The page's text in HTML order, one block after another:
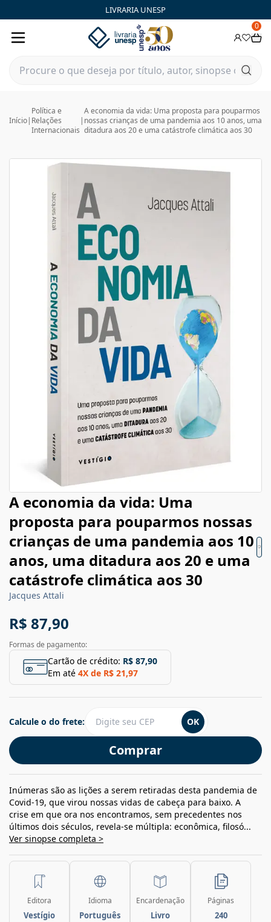
LIVRARIA UNESP
0
Início|
Política e
Relações
Internacionais
|
A economia da vida: Uma proposta para pouparmos
nossas crianças de uma pandemia aos 10 anos, uma
ditadura aos 20 e uma catástrofe climática aos 30
A economia da vida: Uma
proposta para pouparmos nossas
crianças de uma pandemia aos 10
anos, uma ditadura aos 20 e uma
catástrofe climática aos 30
Jacques Attali
R$ 87,90
Formas de pagamento:
Cartão de crédito: R$ 87,90
Em até 4X de R$ 21,97
Comprar
Calcule o do frete: OK
Inúmeras são as lições a serem retiradas desta pandemia de
Covid-19, que virou nossas vidas de cabeça para baixo. A
crise em que ora nos encontramos, sem precedentes nos
últimos dois séculos, revela-se múltipla: econômica, filosó...
Ver sinopse completa >
Editora
Vestígio
Idioma
Português
Encardenação
Livro
Páginas
240